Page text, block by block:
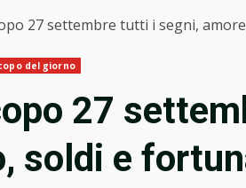
27 settembre tutti i segni,
del giorno
27
soldi e